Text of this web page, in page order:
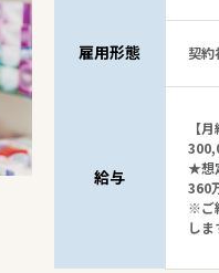
雇用形態 契約
給与
【
★想
360
※ご
しま